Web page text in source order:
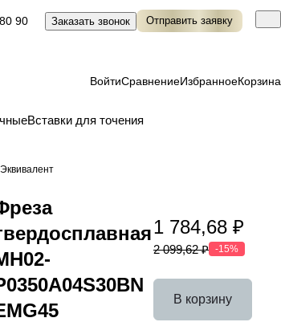
90 Заказать звонок Отправить заявку
ВойтиСравнениеИзбранноеКорзина
Вставки для точения
1 784,68 ₽
2 099,62 ₽ -15%
В корзину